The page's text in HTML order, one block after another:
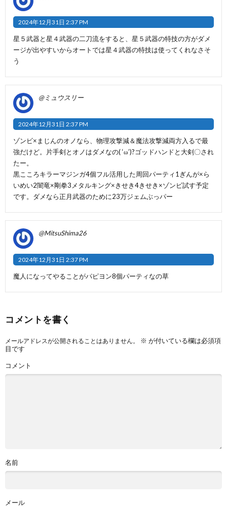
2024年12月31日 2:37 PM
星５武器と星４武器の二刀流をすると、星５武器の特技の方がダメ
ージが出やすいからオートでは星４武器の特技は使ってくれなさそ
う
@ミュウスリー
2024年12月31日 2:37 PM
ゾンビ×まじんのオノなら、物理攻撃減＆魔法攻撃減両方入るで最
強だけど。片手剣とオノはダメなの( ‘ω’)?ゴッドハンドと大剣〇され
たー。
黒こころキラーマジンガ4個フル活用した周回パーティ1ぎんが×ら
いめい2闇竜×剛拳3メタルキング×きせき4きせき×ゾンビ試す予定
です。ダメなら正月武器のために23万ジェムぶっパー
@MitsuShima26
2024年12月31日 2:37 PM
魔人になってやることがパピヨン8個パーティなの草
コメントを書く
メールアドレスが公開されることはありません。 ※ が付いている欄は必須項
目です
コメント
名前
メール